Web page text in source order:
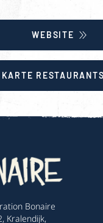
WEBSITE
KARTE RESTAURANTS
Bonaire
Kralendijk,